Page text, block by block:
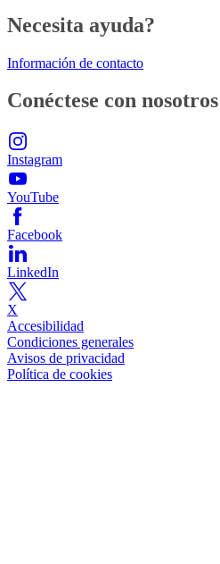
Necesita ayuda?
Información de contacto
Conéctese con nosotros
Instagram
YouTube
Facebook
LinkedIn
X
Accesibilidad
Condiciones generales
Avisos de privacidad
Política de cookies